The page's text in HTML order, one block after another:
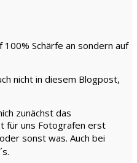
Schärfe an sondern auf
nicht in diesem Blogpost,
zunächst das
für uns Fotografen erst
sonst was. Auch bei